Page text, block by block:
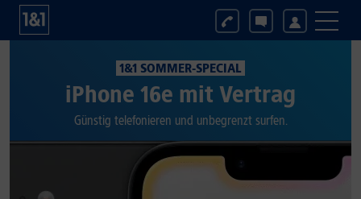
1&1 SOMMER-SPECIAL
iPhone 16e mit Vertrag
Günstig telefonieren und unbegrenzt surfen.